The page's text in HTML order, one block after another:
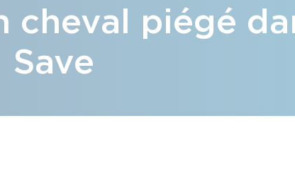
cheval piégé
Save